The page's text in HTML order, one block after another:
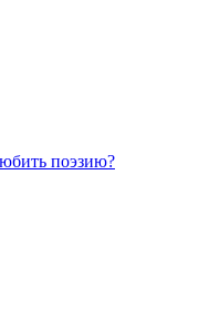
поэзию?